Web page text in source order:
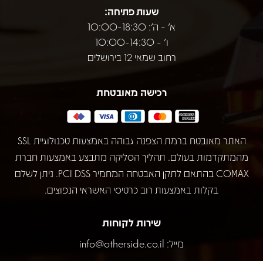
שעות פתיחה:
א' - ה': 10:00-18:30
ו' - 10:00-14:30
רחוב שמאי 12 בירושלים
רכישה מאובטחת
האתר מאובטח ברמת הצפנה גבוהה באמצעות טכנולוגיית SSL
מהמתקדמות בעולם. תהליך הסליקה מתבצע באמצעות חברת
COMAX בהתאם לתקן האבטחה המחמיר PCI DSS. ניתן לשלם
בקלות באמצעות רוב כרטיסי האשראי הנפוצים.
שירות לקוחות
מייל: info@otherside.co.il